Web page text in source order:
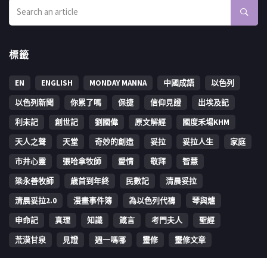
標籤
EN ENGLISH MONDAY MANNA 中國成語
以色列
以色列新聞
你累了嗎 保捷 信仰見證
出埃及記
利未記
創世記 劉國偉 原文解經
國度禾場KHM
天人之聲
天堂 奇妙的創造 妥拉 妥拉人生
家庭
市井心靈
張哈拿牧師 愛情 敬拜
智慧
梁永善牧師
歳首到年終 民數記
清晨妥拉
清晨妥拉2.0
漫畫事件簿 為以色列代禱
琴與爐
申命記
真理 知識 箴言 考門夫人
聖經
荒漠甘泉
見證 週一嗎哪 靈修 靈修文章